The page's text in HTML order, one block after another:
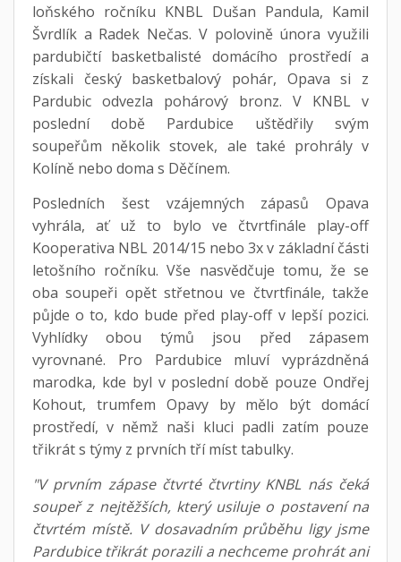
loňského ročníku KNBL Dušan Pandula, Kamil
Švrdlík a Radek Nečas. V polovině února využili
pardubičtí basketbalisté domácího prostředí a
získali český basketbalový pohár, Opava si z
Pardubic odvezla pohárový bronz. V KNBL v
poslední době Pardubice uštědřily svým
soupeřům několik stovek, ale také prohrály v
Kolíně nebo doma s Děčínem.
Posledních šest vzájemných zápasů Opava
vyhrála, ať už to bylo ve čtvrtfinále play-off
Kooperativa NBL 2014/15 nebo 3x v základní části
letošního ročníku. Vše nasvědčuje tomu, že se
oba soupeři opět střetnou ve čtvrtfinále, takže
půjde o to, kdo bude před play-off v lepší pozici.
Vyhlídky obou týmů jsou před zápasem
vyrovnané. Pro Pardubice mluví vyprázdněná
marodka, kde byl v poslední době pouze Ondřej
Kohout, trumfem Opavy by mělo být domácí
prostředí, v němž naši kluci padli zatím pouze
třikrát s týmy z prvních tří míst tabulky.
"V prvním zápase čtvrté čtvrtiny KNBL nás čeká
soupeř z nejtěžších, který usiluje o postavení na
čtvrtém místě. V dosavadním průběhu ligy jsme
Pardubice třikrát porazili a nechceme prohrát ani